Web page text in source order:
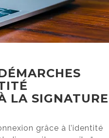
LA SIGNATURE
grâce à l’identité